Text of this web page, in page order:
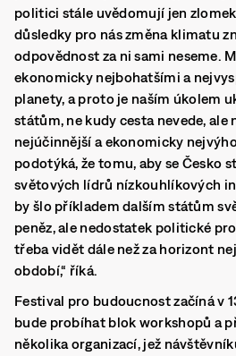
politici stále uvědomují jen
důsledky pro nás změna klimatu
odpovědnost za ni sami neseme.
ekonomicky nejbohatšími a
planety, a proto je naším úkolem
státům, ne kudy cesta nevede, ale
nejúčinnější a ekonomicky
podotýká, že tomu, aby se Česko
světových lídrů nízkouhlíkových
by šlo příkladem dalším státům
peněz, ale nedostatek politické
třeba vidět dále než za horizont
období,“ říká.
Festival pro budoucnost začíná v
bude probíhat blok workshopů a
několika organizací, jež